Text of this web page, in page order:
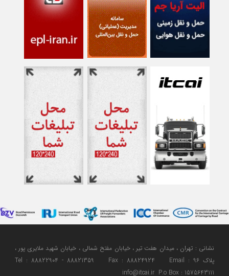
نشانی : تهران ، میدان هفت تیر ، خیابان مفتح شمالی ، خیابان شهید ملایری پور ،
پلاک 96 Tel : 88822904 - 88821359 Fax : 88824924 Email :
info@itcai.ir P.o Box : 1575643111